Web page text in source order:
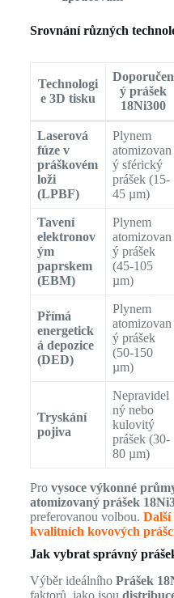
Srovnání různých
Technologi
e 3D tisku
Doporučen
ý prášek
18Ni300
Laserová
fúze v
práškovém
loži
(LPBF)
Plynem
atomizovan
ý sférický
prášek (15-
45 µm)
Tavení
elektronov
ým
paprskem
(EBM)
Plynem
atomizovan
ý prášek
(45-105
µm)
Přímá
energetick
á depozice
(DED)
Plynem
atomizovan
ý prášek
(50-150
µm)
Tryskání
pojiva
Nepravidel
ný nebo
kulovitý
prášek (30-
80 µm)
Pro vysoce výkonné
atomizovaný prášek
preferovanou volbou. Další
kvalitních kovových
Jak vybrat správný
Výběr ideálního Prášek
faktorů, jako jsou